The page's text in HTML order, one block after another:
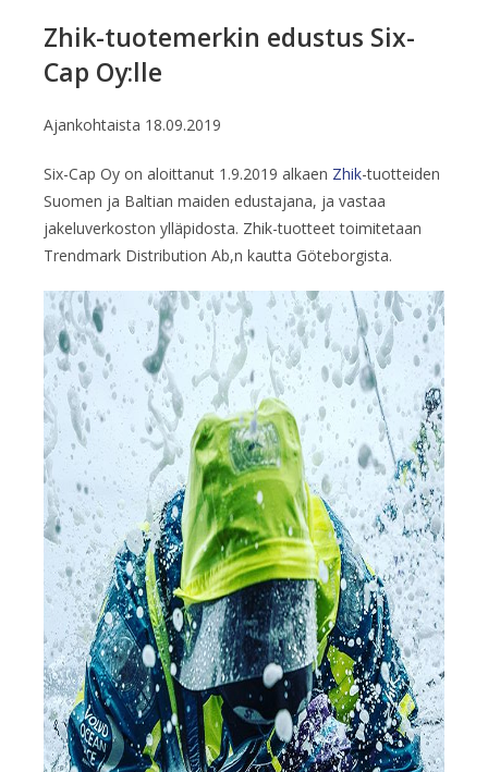
Zhik-tuotemerkin edustus Six-
Cap Oy:lle
Ajankohtaista 18.09.2019
Six-Cap Oy on aloittanut 1.9.2019 alkaen Zhik-tuotteiden
Suomen ja Baltian maiden edustajana, ja vastaa
jakeluverkoston ylläpidosta. Zhik-tuotteet toimitetaan
Trendmark Distribution Ab,n kautta Göteborgista.